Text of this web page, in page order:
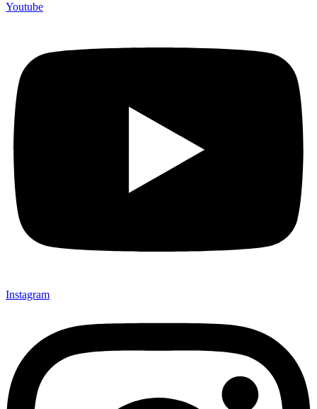
Youtube
Instagram